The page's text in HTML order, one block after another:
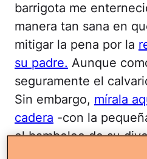
barrigota me
manera tan sana en
mitigar la pena por la
su padre. Aunque
seguramente el
Sin embargo, mírala
cadera -con la
el bamboleo de su